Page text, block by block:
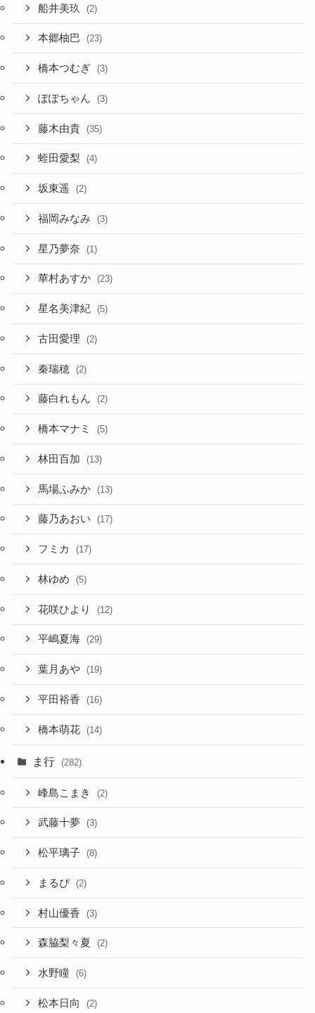
船井美玖 (2)
本郷柚巴 (23)
橋本つむぎ (3)
ぽぽちゃん (3)
藤木由貴 (35)
蛭田愛梨 (4)
坂東遥 (2)
福岡みなみ (3)
星乃夢奈 (1)
華村あすか (23)
星名美津紀 (5)
古田愛理 (2)
秦瑞穂 (2)
藤白れもん (2)
橋本マナミ (5)
林田百加 (13)
馬場ふみか (13)
藤乃あおい (17)
フミカ (17)
林ゆめ (5)
花咲ひより (12)
平嶋夏海 (29)
葉月あや (19)
平田裕香 (16)
橋本萌花 (14)
ま行 (282)
峰島こまき (2)
武藤十夢 (3)
松平璃子 (8)
まるぴ (2)
村山優香 (3)
森脇梨々夏 (2)
水野瞳 (6)
松本日向 (2)